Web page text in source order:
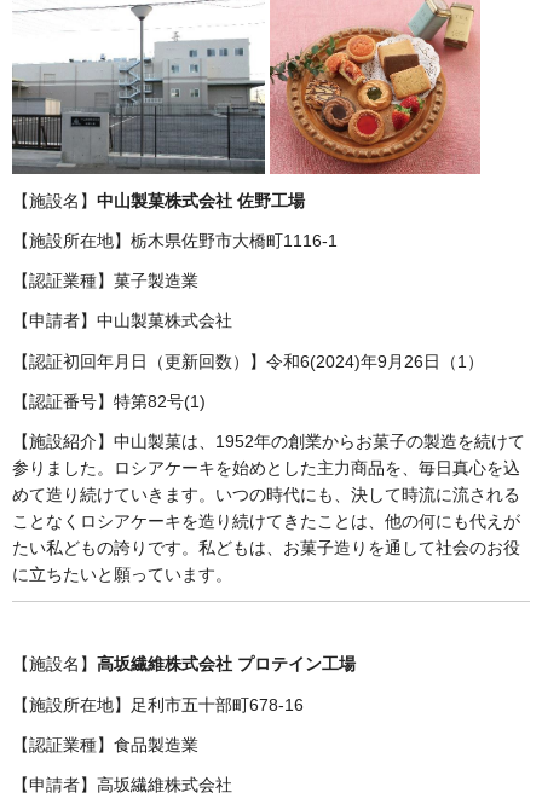
【施設名】 中山製菓株式会社 佐野工場
【施設所在地】栃木県佐野市大橋町1116-1
【認証業種】菓子製造業
【申請者】中山製菓株式会社
【認証初回年月日（更新回数）】令和6(2024)年9月26日（1）
【認証番号】特第82号(1)
【施設紹介】中山製菓は、1952年の創業からお菓子の製造を続けて
参りました。ロシアケーキを始めとした主力商品を、毎日真心を込
めて造り続けていきます。いつの時代にも、決して時流に流される
ことなくロシアケーキを造り続けてきたことは、他の何にも代えが
たい私どもの誇りです。私どもは、お菓子造りを通して社会のお役
に立ちたいと願っています。
【施設名】 高坂繊維株式会社 プロテイン工場
【施設所在地】足利市五十部町678-16
【認証業種】食品製造業
【申請者】高坂繊維株式会社